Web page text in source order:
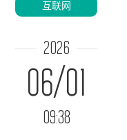
互联网
2026
06/01
09:38